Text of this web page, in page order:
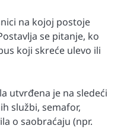
na kojoj postoje
se pitanje, ko
koji skreće ulevo ili
utvrđena je na sledeći
službi, semafor,
o saobraćaju (npr.